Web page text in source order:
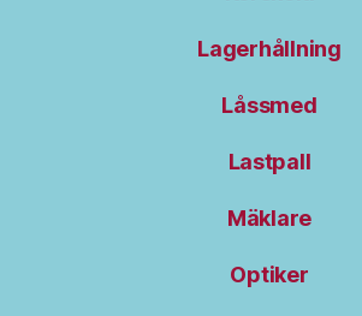
Lagerhållning
Låssmed
Lastpall
Mäklare
Optiker